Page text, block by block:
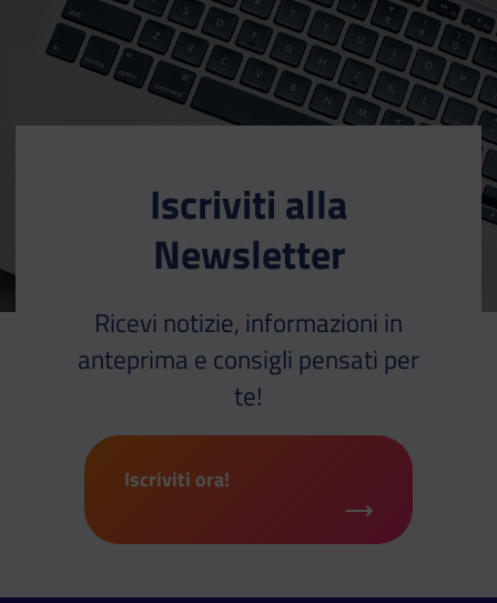
Iscriviti alla
Newsletter
Ricevi notizie, informazioni in
anteprima e consigli pensati per
te!
Iscriviti ora!